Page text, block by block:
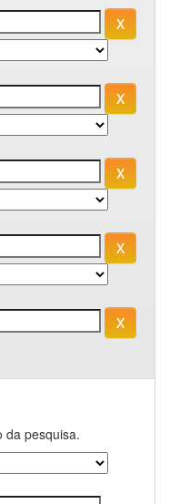
da pesquisa.